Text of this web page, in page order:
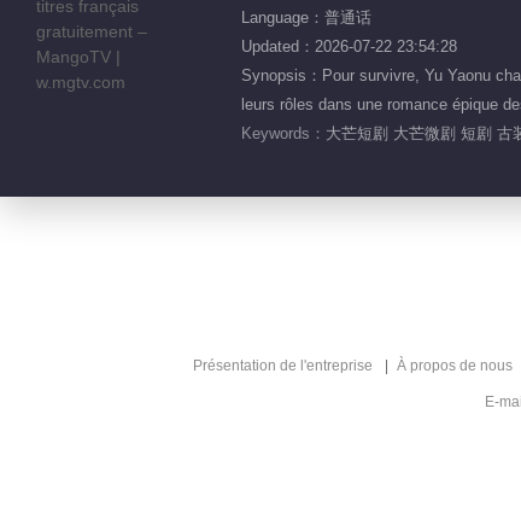
Language：普通话
Updated：2026-07-22 23:54:28
Synopsis：Pour survivre, Yu Yaonu
leurs rôles dans une romance épique
Keywords： 大芒短剧 大芒微剧 短剧 古
Présentation de l'entreprise À propos de nous
E-